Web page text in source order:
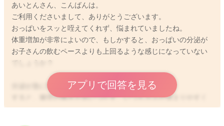
あいとんさん、こんばんは。
ご利用くださいまして、ありがとうございます。
おっぱいをスッと咥えてくれず、悩まれていましたね。
体重増加が非常によいので、もしかすると、おっぱいの分泌が
お子さんの飲むペースよりも上回るような感じになっていない
分泌が急に増してくる時期です。
すると、腸管の働きが追いつかず、いつもガスが溜まりやすく
なり、元々の腸管の未熟性も相まって苦しくなりがちなこと
アプリで回答を見る